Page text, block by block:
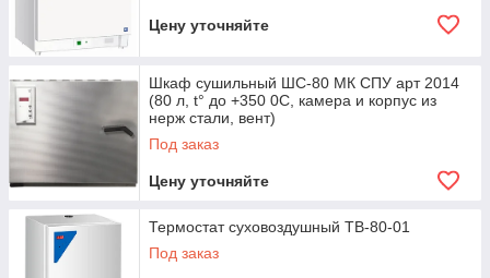
Как приобрести?
Цену уточняйте
Шкаф сушильный ШС-80 МК СПУ арт 2014
(80 л, t° до +350 0С, камера и корпус из
нерж стали, вент)
Под заказ
Цену уточняйте
Термостат суховоздушный ТВ-80-01
Под заказ